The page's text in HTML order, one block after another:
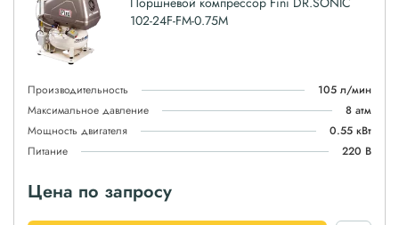
102-24F-FM-0.75M
Производительность
105 л/мин
Максимальное давление
8 атм
Мощность двигателя
0.55 кВт
Питание
220 В
Цена по запросу